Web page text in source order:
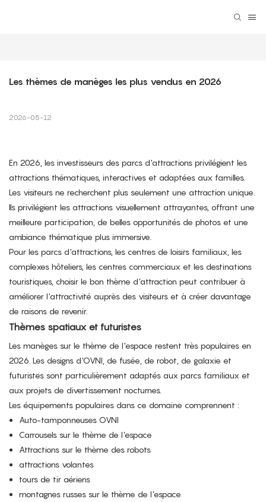
Les thèmes de manèges les plus vendus en 2026
2026-05-12
En 2026, les investisseurs des parcs d'attractions privilégient les
attractions thématiques, interactives et adaptées aux familles.
Les visiteurs ne recherchent plus seulement une attraction unique.
Ils privilégient les attractions visuellement attrayantes, offrant une
meilleure participation, de belles opportunités de photos et une
ambiance thématique plus immersive.
Pour les parcs d'attractions, les centres de loisirs familiaux, les
complexes hôteliers, les centres commerciaux et les destinations
touristiques, choisir le bon thème d'attraction peut contribuer à
améliorer l'attractivité auprès des visiteurs et à créer davantage
de raisons de revenir.
Thèmes spatiaux et futuristes
Les manèges sur le thème de l'espace restent très populaires en
2026. Les designs d'OVNI, de fusée, de robot, de galaxie et
futuristes sont particulièrement adaptés aux parcs familiaux et
aux projets de divertissement nocturnes.
Les équipements populaires dans ce domaine comprennent :
Auto-tamponneuses OVNI
Carrousels sur le thème de l'espace
Attractions sur le thème des robots
attractions volantes
tours de tir aériens
montagnes russes sur le thème de l'espace